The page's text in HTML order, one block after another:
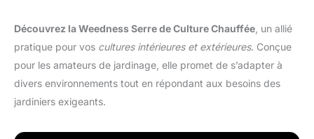
Découvrez la Weedness Serre de Culture Chauffée , un allié
pratique pour vos cultures intérieures et extérieures. Conçue
pour les amateurs de jardinage, elle promet de s’adapter à
divers environnements tout en répondant aux besoins des
jardiniers exigeants.